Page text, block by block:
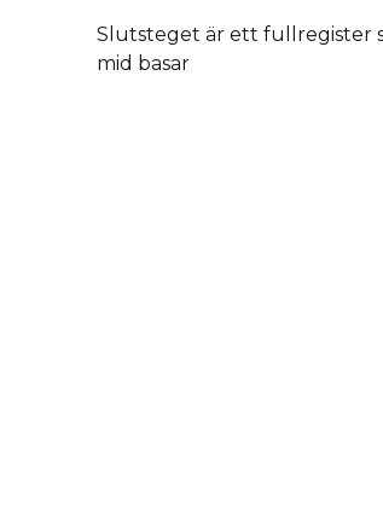
Slutsteget är ett fullregister
mid basar